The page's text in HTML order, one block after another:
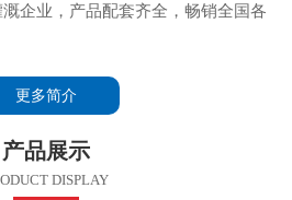
企业，产品配套齐全，畅销全国各
更多简介
产品展示
DISPLAY